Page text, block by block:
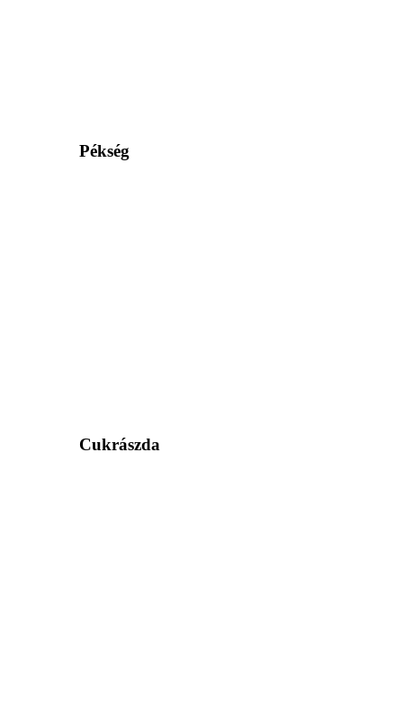
Pékség
Cukrászda